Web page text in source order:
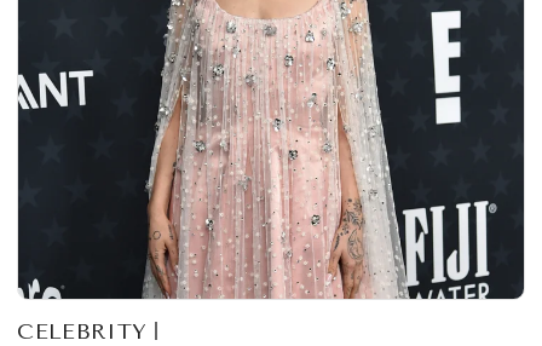
CELEBRITY